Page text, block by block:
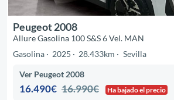
Peugeot 2008
Allure Gasolina 100 S&S 6 Vel. MAN
Gasolina
2025 28.433km Sevilla
Ver Peugeot 2008
16.490€ 16.990€ Ha bajado el precio